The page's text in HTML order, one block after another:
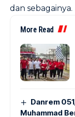
dan sebagainya.
More Read
Danrem
Muhammad